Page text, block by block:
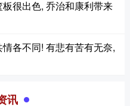
很出色, 乔治和康利带来
各不同! 有悲有苦有无奈,
讯